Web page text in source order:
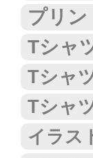
プリン
Tシャ
Tシャ
Tシャ
イラス